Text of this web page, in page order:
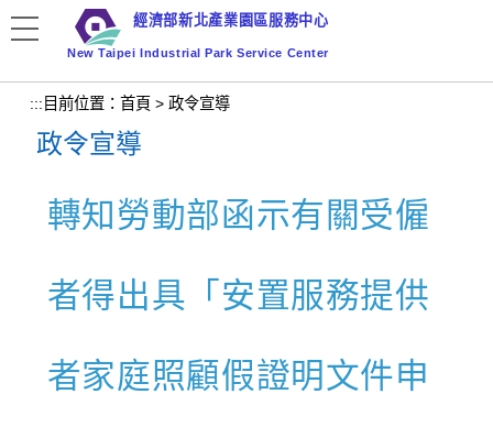
要
容
塊
經濟部新北產業園區服務中心
New Taipei Industrial Park Service Center
::: 目前位置： 首頁 > 政令宣導
政令宣導
轉知勞動部函示有關受僱
者得出具「安置服務提供
者家庭照顧假證明文件申